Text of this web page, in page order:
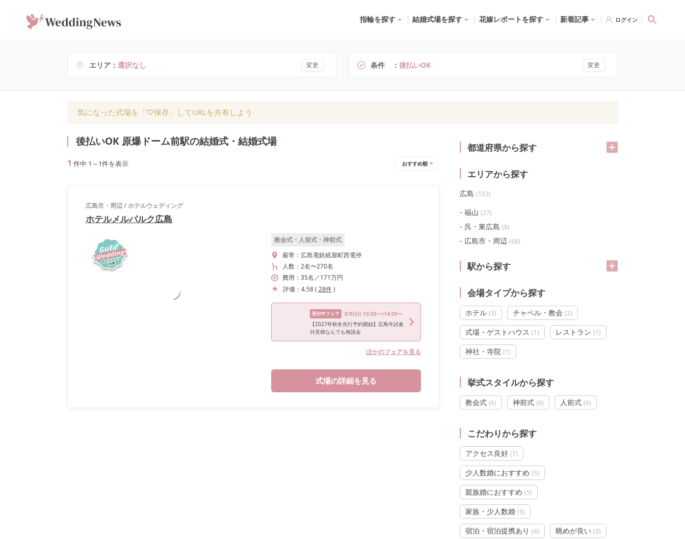
指輪を探す 結婚式場を探す 花嫁レポートを探す 新着記事 ログイン
エリア 選択なし 変更 条件 後払いOK 変更
気になった式場を「♡保存」してURLを共有しよう
都道府県から探す
エリアから探す
広島 (103)
福山 (27)
呉・東広島 (8)
広島市・周辺 (68)
駅から探す
会場タイプから探す
ホテル (3) チャペル・教会 (2)
式場・ゲストハウス (1) レストラン (1)
神社・寺院 (1)
挙式スタイルから探す
教会式 (6) 神前式 (6) 人前式 (6)
こだわりから探す
アクセス良好 (7)
少人数婚におすすめ (5)
親族婚におすすめ (5)
家族・少人数婚 (5)
宿泊・宿泊提携あり (4) 眺めが良い (3)
後払いOK 原爆ドーム前駅の結婚式・結婚式場
1 件中 1 ～ 1件を表示 おすすめ順
広島市・周辺/ホテルウェディング
ホテルメルパルク広島
教会式・人前式・神前式
最寄： 広島電鉄紙屋町西電停
人数： 2名〜270名
費用： 35名 ／171万円
評価： 4.58( 28件)
受付中フェア 8/9(日) 10:00〜/14:00〜
【2027年秋冬先行予約開始】広島牛試食
付見積なんでも相談会
ほかのフェアを見る
式場の詳細を見る